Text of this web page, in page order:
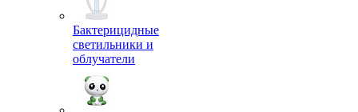
Бактерицидные
светильники и
облучатели